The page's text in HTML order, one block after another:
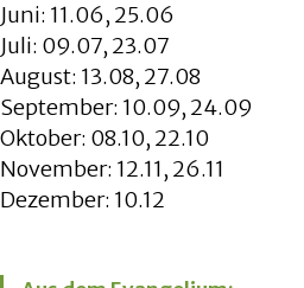
Juni: 11.06, 25.06
Juli: 09.07, 23.07
August: 13.08, 27.08
September: 10.09, 24.09
Oktober: 08.10, 22.10
November: 12.11, 26.11
Dezember: 10.12